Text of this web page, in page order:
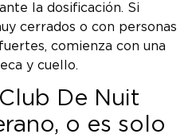
la dosificación. Si
cerrados o con personas
comienza con una
y cuello.
De Nuit
o es solo